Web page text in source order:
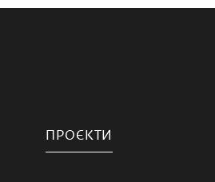
ПРОЄКТИ